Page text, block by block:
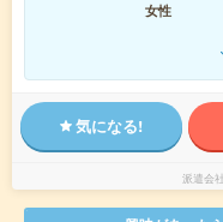
女性
気になる!
派遣会社